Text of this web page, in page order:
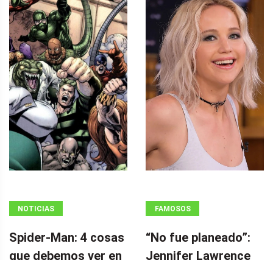
NOTICIAS
Spider-Man: 4 cosas
que debemos ver en
FAMOSOS
“No fue planeado”: ​​
Jennifer Lawrence